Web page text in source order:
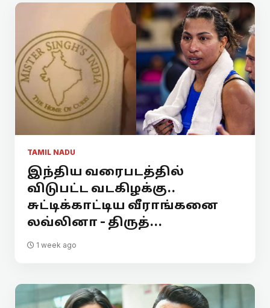
TAMIL NADU
இந்திய வரைபடத்தில்
விடுபட்ட வடகிழக்கு..
சுட்டிக்காட்டிய வீராங்கனை
லவ்லினா - திருத்...
1 week ago